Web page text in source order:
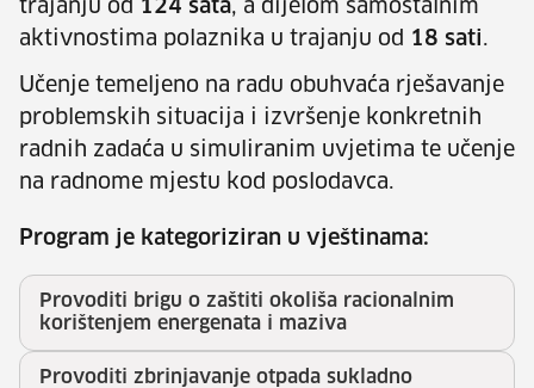
trajanju od 124 sata, a dijelom samostalnim
aktivnostima polaznika u trajanju od 18 sati.
Učenje temeljeno na radu obuhvaća rješavanje
problemskih situacija i izvršenje konkretnih
radnih zadaća u simuliranim uvjetima te učenje
na radnome mjestu kod poslodavca.
Program je kategoriziran u vještinama:
Provoditi brigu o zaštiti okoliša racionalnim
korištenjem energenata i maziva
Provoditi zbrinjavanje otpada sukladno